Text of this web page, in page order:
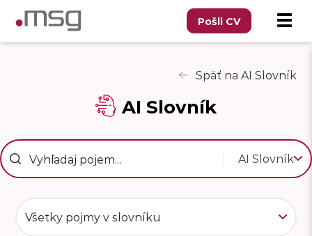
Pošli CV
Späť na AI Slovník
AI Slovník
AI Slovník
Všetky pojmy v slovníku